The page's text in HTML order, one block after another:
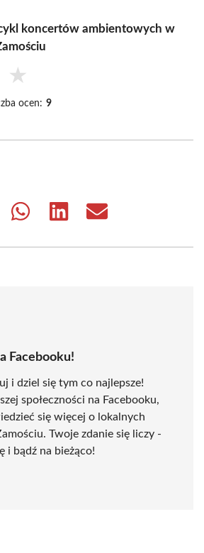
koncertów ambientowych w
★
ocen: 9
Share
Share
Share
Facebooku!
i dziel się tym co najlepsze!
społeczności na Facebooku,
się więcej o lokalnych
Twoje zdanie się liczy -
i bądź na bieżąco!